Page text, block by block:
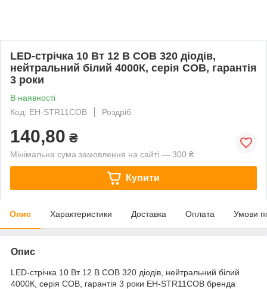
LED-стрічка 10 Вт 12 В COB 320 діодів,
нейтральний білий 4000К, серія COB, гарантія
3 роки
В наявності
Код: EH-STR11COB
Роздріб
140,80 ₴
Мінімальна сума замовлення на сайті — 300 ₴
Купити
Опис Характеристики Доставка Оплата Умови
Опис
LED-стрічка 10 Вт 12 В COB 320 діодів, нейтральний білий
4000К, серія COB, гарантія 3 роки EH-STR11COB бренда